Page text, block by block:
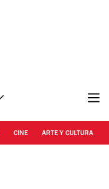
CINE ARTE Y CULTURA